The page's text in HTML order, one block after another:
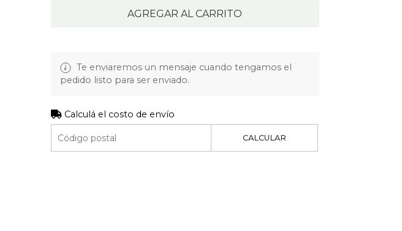
AGREGAR AL CARRITO
Te enviaremos un mensaje cuando tengamos el
pedido listo para ser enviado.
Calculá el costo de envío
CALCULAR